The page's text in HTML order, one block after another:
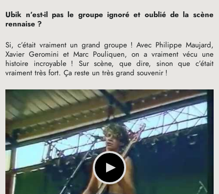
Ubik n’est-il pas le groupe ignoré et oublié de la scène
rennaise ?
Si, c’était vraiment un grand groupe ! Avec Philippe Maujard,
Xavier Geromini et Marc Pouliquen, on a vraiment vécu une
histoire incroyable ! Sur scène, que dire, sinon que c’était
vraiment très fort. Ça reste un très grand souvenir !